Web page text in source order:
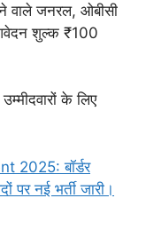
वाले जनरल, ओबीसी
आवेदन शुल्क ₹100
के लिए
2025: बॉर्डर
पर नई भर्ती जारी।